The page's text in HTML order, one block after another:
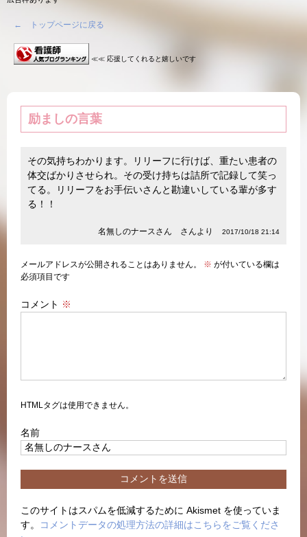
← トップページに戻る
≪≪ 応援してくれると嬉しいです
励ましの言葉
その気持ちわかります。リリーフに行けば、重たい患者の
体交ばかりさせられ。その受け持ちは詰所で記録して笑っ
てる。リリーフをお手伝いさんと勘違いしている輩が多す
る！！
名無しのナースさん さんより 2017/10/18 21:14
メールアドレスが公開されることはありません。 ※ が付いている欄は
必須項目です
コメント ※
HTMLタグは使用できません。
名前
このサイトはスパムを低減するために Akismet を使っていま
す。
コメントデータの処理方法の詳細はこちらをご覧くださ